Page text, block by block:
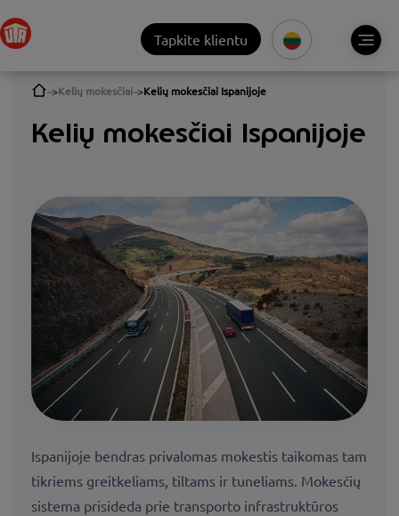
Tapkite klientu
Kelių mokesčiai Kelių mokesčiai Ispanijoje
Kelių mokesčiai Ispanijoje
Ispanijoje bendras privalomas mokestis taikomas tam
tikriems greitkeliams, tiltams ir tuneliams. Mokesčių
sistema prisideda prie transporto infrastruktūros